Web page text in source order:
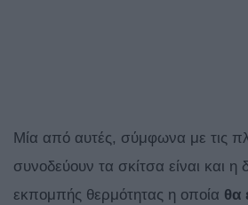
Μία από αυτές, σύμφωνα με τις
συνοδεύουν τα σκίτσα είναι και η
εκπομπής θερμότητας η οποία θα